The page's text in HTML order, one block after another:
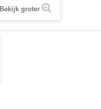
Bekijk groter